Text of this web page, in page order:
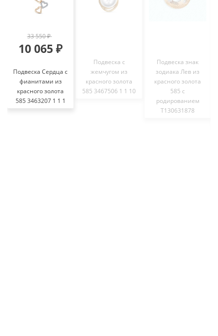
33 550 ₽
10 065 ₽
Подвеска Сердца с
фианитами из
красного золота
585 3463207 1 1 1
Подвеска с
жемчугом из
красного золота
585 3467506 1 1 10
Подвеска знак
зодиака Лев из
красного золота
585 с
родированием
Т130631878